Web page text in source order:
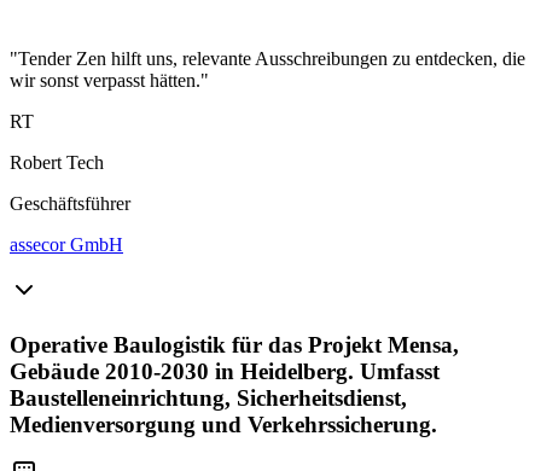
"Tender Zen hilft uns, relevante Ausschreibungen zu entdecken, die
wir sonst verpasst hätten."
RT
Robert Tech
Geschäftsführer
assecor GmbH
Operative Baulogistik für das Projekt Mensa,
Gebäude 2010-2030 in Heidelberg. Umfasst
Baustelleneinrichtung, Sicherheitsdienst,
Medienversorgung und Verkehrssicherung.